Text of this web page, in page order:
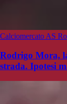
Calciomercato AS
Rodrigo Mora,
strada. Ipotesi